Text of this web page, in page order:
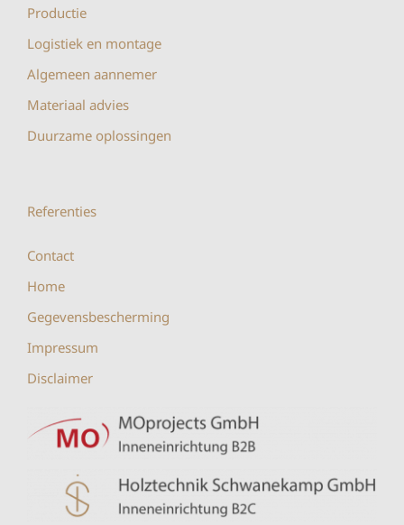
Productie
Logistiek en montage
Algemeen aannemer
Materiaal advies
Duurzame oplossingen
Referenties
Contact
Home
Gegevensbescherming
Impressum
Disclaimer